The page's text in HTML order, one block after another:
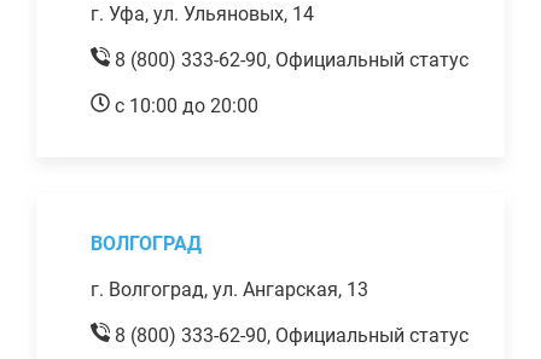
г. Уфа, ул. Ульяновых, 14
8 (800) 333-62-90, Официальный статус
с 10:00 до 20:00
ВОЛГОГРАД
г. Волгоград, ул. Ангарская, 13
8 (800) 333-62-90, Официальный статус